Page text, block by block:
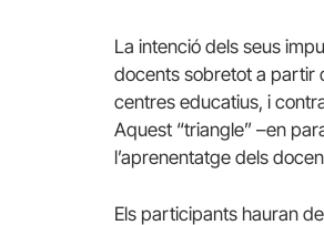
La intenció dels seus
docents sobretot a partir
centres educatius, i
Aquest “triangle” –en
l’aprenentatge dels
Els participants hauran